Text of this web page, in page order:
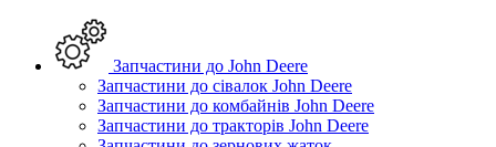
Запчастини до John Deere
Запчастини до сівалок John Deere
Запчастини до комбайнів John Deere
Запчастини до тракторів John Deere